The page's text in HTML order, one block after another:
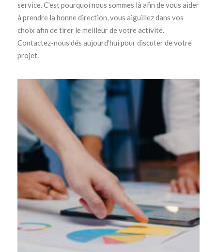
service. C’est pourquoi nous sommes là afin de vous aider
à prendre la bonne direction, vous aiguillez dans vos
choix afin de tirer le meilleur de votre activité.
Contactez-nous dés aujourd’hui pour discuter de votre
projet.